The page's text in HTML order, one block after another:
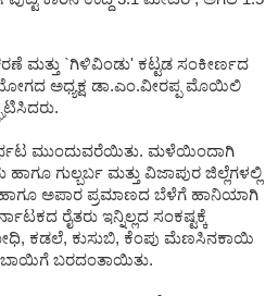
ಮತ್ತು `ಗಿಳಿವಿಂಡು' ಕಟ್ಟಡ ಸಂಕೀರ್ಣದ
ಅಧ್ಯಕ್ಷ ಡಾ.ಎಂ.ವೀರಪ್ಪ ಮೊಯಿಲಿ
ಮುಂದುವರೆಯಿತು. ಮಳೆಯಿಂದಾಗಿ
ಗುಲ್ಬರ್ಬ ಮತ್ತು ವಿಜಾಪುರ ಜಿಲ್ಲೆಗಳಲ್ಲಿ
ಹಾಗೂ ಅಪಾರ ಪ್ರಮಾಣದ ಬೆಳೆಗೆ ಹಾನಿಯಾಗಿ
ರೈತರು ಇನ್ನಿಲ್ಲದ ಸಂಕಷ್ಟಕ್ಕೆ
ಕಡಲೆ, ಕುಸುಬಿ, ಕೆಂಪು ಮೆಣಸಿನಕಾಯಿ
ಬಾಯಿಗೆ ಬರದಂತಾಯಿತು.